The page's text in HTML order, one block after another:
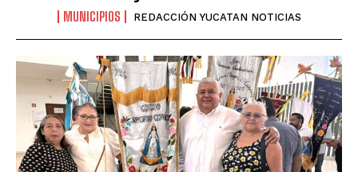
MUNICIPIOS REDACCIÓN YUCATAN NOTICIAS